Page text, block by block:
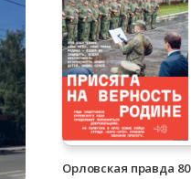
Орловская правда 80